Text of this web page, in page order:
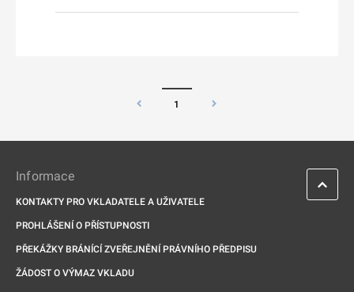
1
Informace
KONTAKTY PRO VKLADATELE A UŽIVATELE
PROHLÁŠENÍ O PŘÍSTUPNOSTI
PŘEKÁŽKY BRÁNÍCÍ ZVEŘEJNĚNÍ PRÁVNÍHO PŘEDPISU
ŽÁDOST O VÝMAZ VKLADU